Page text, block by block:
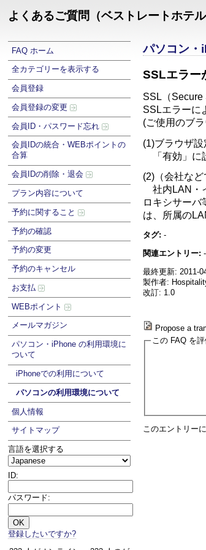
よくあるご質問（ベストレートホテル
FAQ ホーム
全カテゴリーを表示する
会員登録
会員登録の変更
会員ID・パスワード忘れ
会員IDの統合・WEBポイントの
合算
会員IDの削除・退会
プラン内容について
予約に関すること
予約の確認
予約の変更
予約のキャンセル
お支払
WEBポイント
メールマガジン
パソコン・iPhone の利用環境に
ついて
iPhoneでの利用について
パソコンの利用環境について
個人情報
サイトマップ
言語を選択する
ID:
パスワード:
登録したいですか?
パソコン・
SSLエラー
SSL（Secure
SSLエラーに
(ご使用のブ
(1)ブラウザ
「有効」に
(2)（会社な
社内LAN・
ロキシサー
は、所属の
タグ: -
関連エントリー: -
最終更新: 2011-
製作者:
改訂: 1.0
Propose a
この FAQ を
このエントリー